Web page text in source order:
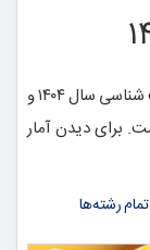
برترین استان‌های مدال‌آور در رقابت المپیاد زیست شناسی سال ۱۴۰۴ و
برای دیدن آمار